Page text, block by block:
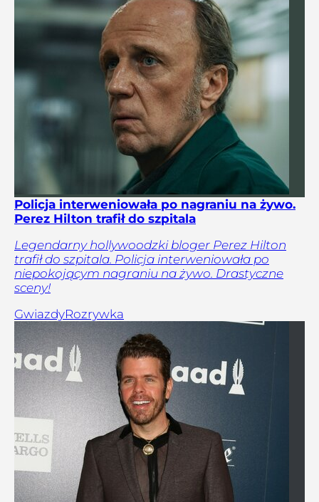
Policja interweniowała po nagraniu na żywo.
Perez Hilton trafił do szpitala
Legendarny hollywoodzki bloger Perez Hilton
trafił do szpitala. Policja interweniowała po
niepokojącym nagraniu na żywo. Drastyczne
sceny!
GwiazdyRozrywka